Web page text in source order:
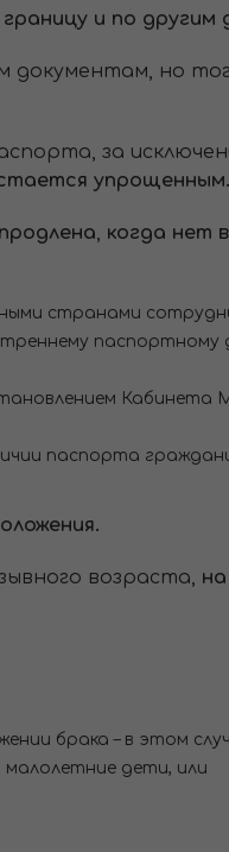
и по другим
документам, но
за
упрощенным.
, когда нет
странами
паспортному
Кабинета
паспорта
возраста,
брака – в этом
дети, или